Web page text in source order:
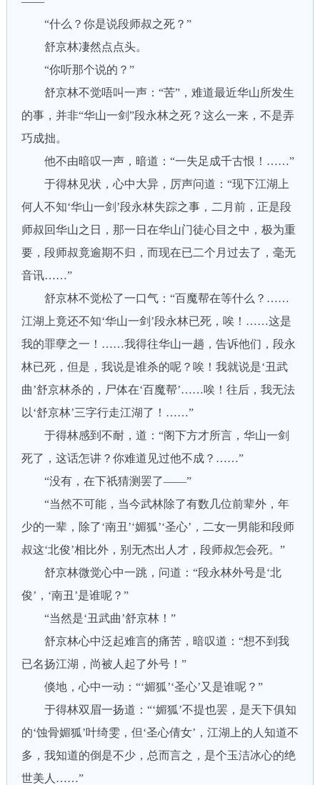
“什么？你是说段师叔之死？”
舒京林凄然点点头。
“你听那个说的？”
舒京林不觉唔叫一声：“苦”，难道最近华山所发生
的事，并非“华山一剑”段永林之死？这么一来，不是弄
巧成拙。
他不由暗叹一声，暗道：“一失足成千古恨！……”
于得林见状，心中大异，厉声问道：“现下江湖上
何人不知‘华山一剑’段永林失踪之事，二月前，正是段
师叔回华山之日，那一日在华山门徒心目之中，极为重
要，段师叔竟逾期不归，而现在已二个月过去了，毫无
音讯……”
舒京林不觉松了一口气：“百魔帮在等什么？……
江湖上竟还不知‘华山一剑’段永林已死，唉！……这是
我的罪孽之一！……我得往华山一趟，告诉他们，段永
林已死，但是，我说是谁杀的呢？唉！我就说是‘丑武
曲’舒京林杀的，尸体在‘百魔帮’……唉！往后，我无法
以‘舒京林’三字行走江湖了！……”
于得林感到不耐，道：“阁下方才所言，华山一剑
死了，这话怎讲？你难道见过他不成？……”
“没有，在下祇猜测罢了——”
“当然不可能，当今武林除了有数几位前辈外，年
少的一辈，除了‘南丑’‘媚狐’‘圣心’，二女一男能和段师
叔这‘北俊’相比外，别无杰出人才，段师叔怎会死。”
舒京林微觉心中一跳，问道：“段永林外号是‘北
俊’，‘南丑’是谁呢？”
“当然是‘丑武曲’舒京林！”
舒京林心中泛起难言的痛苦，暗叹道：“想不到我
已名扬江湖，尚被人起了外号！”
倏地，心中一动：“‘媚狐’‘圣心’又是谁呢？”
于得林双眉一扬道：“‘媚狐’不提也罢，是天下俱知
的‘蚀骨媚狐’叶绮雯，但‘圣心倩女’，江湖上的人知道不
多，我知道的倒是不少，总而言之，是个玉洁冰心的绝
世美人……”